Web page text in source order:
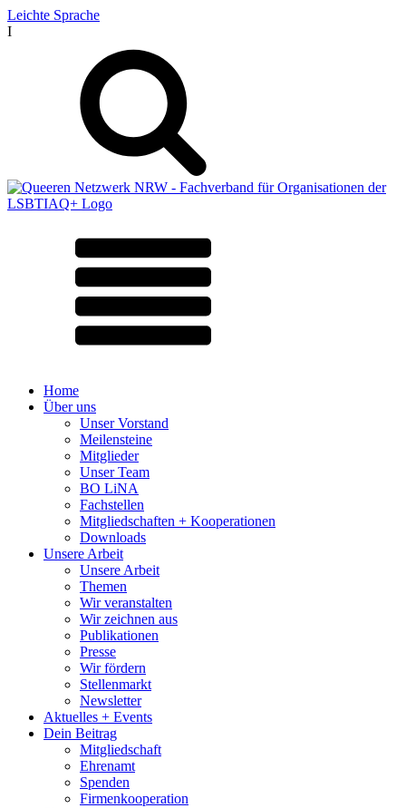
Leichte Sprache
I
Home
Über uns
Unser Vorstand
Meilensteine
Mitglieder
Unser Team
BO LiNA
Fachstellen
Mitgliedschaften + Kooperationen
Downloads
Unsere Arbeit
Unsere Arbeit
Themen
Wir veranstalten
Wir zeichnen aus
Publikationen
Presse
Wir fördern
Stellenmarkt
Newsletter
Aktuelles + Events
Dein Beitrag
Mitgliedschaft
Ehrenamt
Spenden
Firmenkooperation